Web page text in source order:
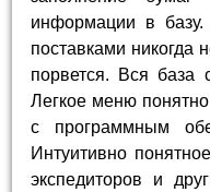
информации в базу.
поставками никогда
порвется. Вся база
Легкое меню
с программным
Интуитивно
экспедиторов и